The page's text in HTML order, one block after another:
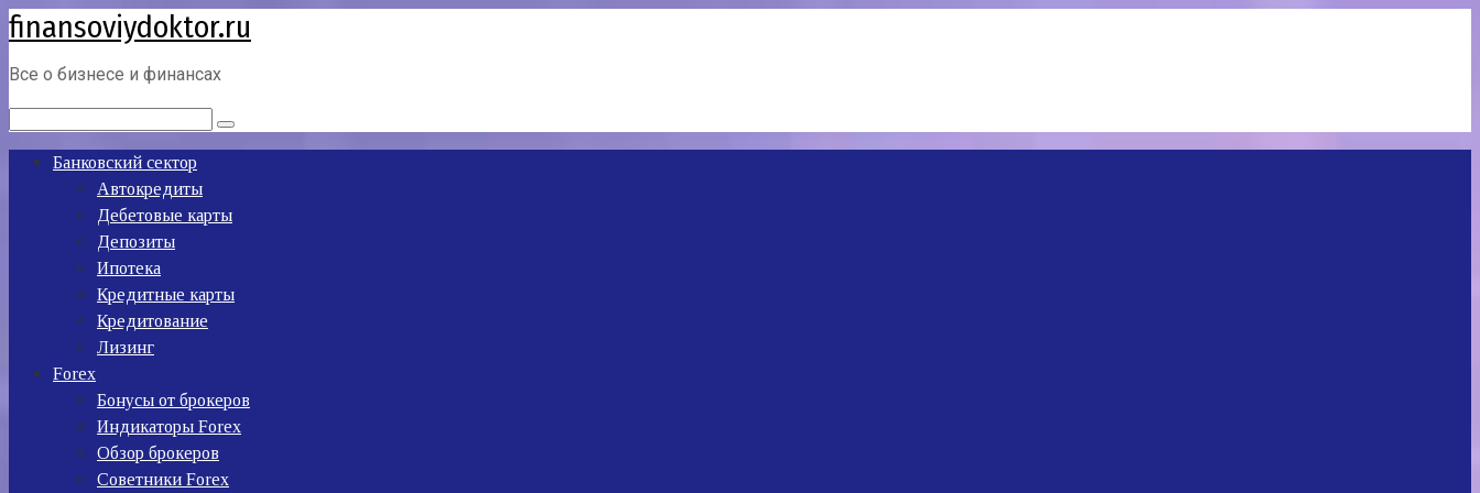
Перейти
к
контенту
finansoviydoktor.ru
Все о бизнесе и финансах
Банковский сектор
Автокредиты
Дебетовые карты
Депозиты
Ипотека
Кредитные карты
Кредитование
Лизинг
Forex
Бонусы от брокеров
Индикаторы Forex
Обзор брокеров
Советники Forex